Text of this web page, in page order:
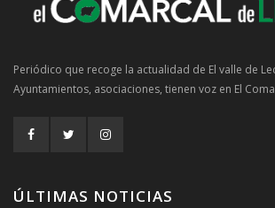
Periódico que recoge la actualidad de El valle de
Ayuntamientos, asociaciones, tienen voz en El
ÚLTIMAS NOTICIAS